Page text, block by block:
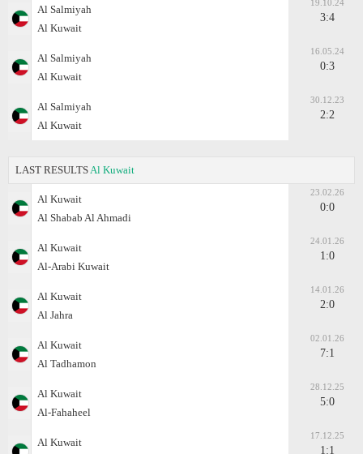
Al Salmiyah
Al Kuwait
19.10.24
3:4
Al Salmiyah
Al Kuwait
16.05.24
0:3
Al Salmiyah
Al Kuwait
30.12.23
2:2
LAST RESULTS Al Kuwait
Al Kuwait
Al Shabab Al Ahmadi
23.02.26
0:0
Al Kuwait
Al-Arabi Kuwait
24.01.26
1:0
Al Kuwait
Al Jahra
14.01.26
2:0
Al Kuwait
Al Tadhamon
02.01.26
7:1
Al Kuwait
Al-Fahaheel
28.12.25
5:0
Al Kuwait
17.12.25
1:1